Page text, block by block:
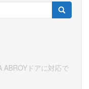
ABROYドアに対応で